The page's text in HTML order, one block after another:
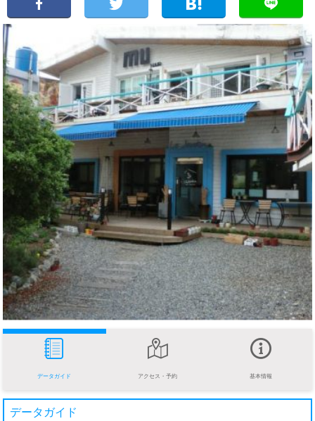
データガイド アクセス・予約 基本情報
データガイド